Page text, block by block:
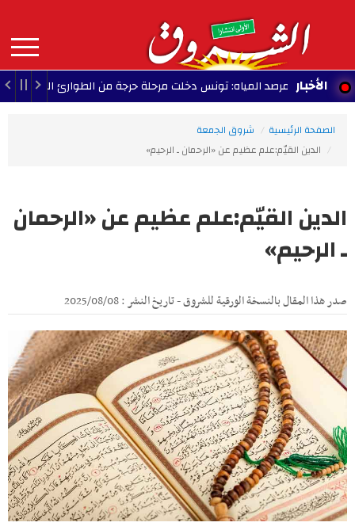
contenu
principal
MAIN
NAVIGATION الأخبار
مرصد المياه: تونس دخلت مرحلة حرجة من الطوارئ المائية مع ذروة
الصفحة الرئيسية
شروق الجمعة
الدين القيّم:علم عظيم عن «الرحمان ـ الرحيم»
الدين القيّم:علم عظيم عن «الرحمان
ـ الرحيم»
صدر هذا المقال بالنسخة الورقية للشروق - تاريخ النشر : 2025/08/08